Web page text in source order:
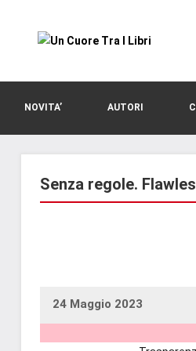
contenuto
I
e
non
NOVITA’ AUTORI
Senza regole.
24 Maggio 2023
uctil_user
Nessun